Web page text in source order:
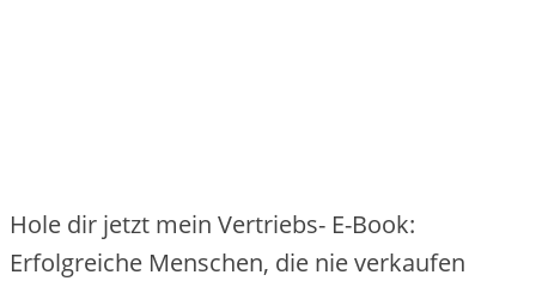
Hole dir jetzt mein Vertriebs- E-Book:
Erfolgreiche Menschen, die nie verkaufen